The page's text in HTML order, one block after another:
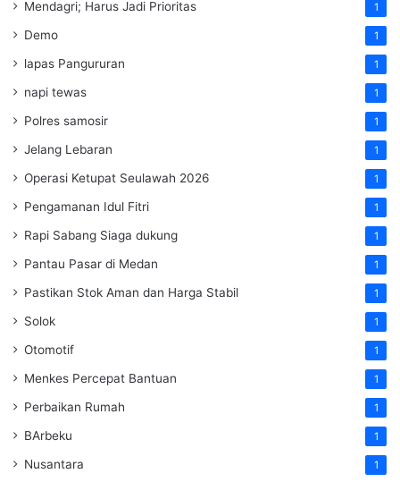
Mendagri; Harus Jadi Prioritas 1
Demo 1
lapas Pangururan 1
napi tewas 1
Polres samosir 1
Jelang Lebaran 1
Operasi Ketupat Seulawah 2026 1
Pengamanan Idul Fitri 1
Rapi Sabang Siaga dukung 1
Pantau Pasar di Medan 1
Pastikan Stok Aman dan Harga Stabil 1
Solok 1
Otomotif 1
Menkes Percepat Bantuan 1
Perbaikan Rumah 1
BArbeku 1
Nusantara 1